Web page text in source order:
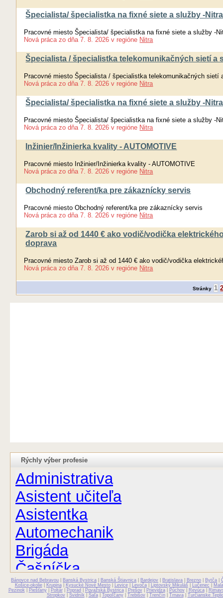
Špecialista/ špecialistka na fixné siete a služby -Nitra
Pracovné miesto Špecialista/ špecialistka na fixné siete a služby -
Nová práca zo dňa 7. 8. 2026 v regióne Nitra
Špecialista / špecialistka telekomunikačných sietí a
Pracovné miesto Špecialista / špecialistka telekomunikačných sietí
Nová práca zo dňa 7. 8. 2026 v regióne Nitra
Špecialista/ špecialistka na fixné siete a služby -Nitra
Pracovné miesto Špecialista/ špecialistka na fixné siete a služby -
Nová práca zo dňa 7. 8. 2026 v regióne Nitra
Inžinier/Inžinierka kvality - AUTOMOTIVE
Pracovné miesto Inžinier/Inžinierka kvality - AUTOMOTIVE
Nová práca zo dňa 7. 8. 2026 v regióne Nitra
Obchodný referent/ka pre zákaznícky servis
Pracovné miesto Obchodný referent/ka pre zákaznícky servis
Nová práca zo dňa 7. 8. 2026 v regióne Nitra
Zarob si až od 1440 € ako vodič/vodička
doprava
Pracovné miesto Zarob si až od 1440 € ako vodič/vodička
Nová práca zo dňa 7. 8. 2026 v regióne Nitra
Stránky 1
Rýchly výber profesie
Administrativa
Asistent učiteľa
Asistentka
Automechanik
Brigáda
Čašníčka
Čašník
Bánovce nad Bebravou Banská Bystrica Banská Štiavnica Bardejov Bratislava Brezno Bytča |
Košice-okolie| Krupina| Kysucké Nové Mesto| Levice| Levoča| Liptovský Mikuláš Lučenec
Pezinok
Piešťany| Poltár| Poprad Považská Bystrica| Prešov| Prievidza| Púchov| Revúca|
Stropkov| Svidník Šaľa| Topoľčany| Trebišov| Trenčín| Trnava| Turčianske